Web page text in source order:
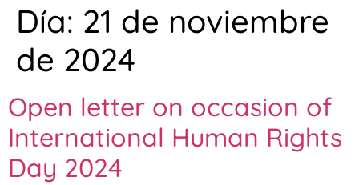
Día: 21 de noviembre
de 2024
Open letter on occasion of
International Human Rights
Day 2024